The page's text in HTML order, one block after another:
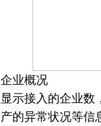
企业概况
显示接入的企业数
产的异常状况等信